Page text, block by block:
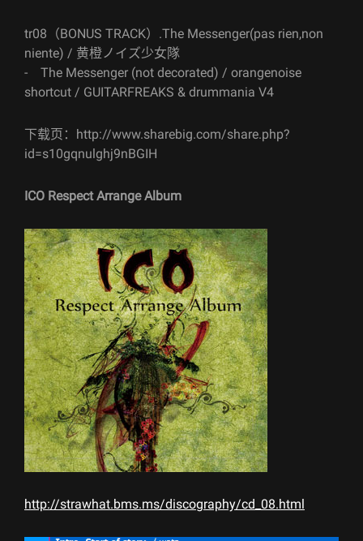
tr08（BONUS TRACK）.The Messenger(pas rien,non
niente) / 黄橙ノイズ少女隊
- The Messenger (not decorated) / orangenoise
shortcut / GUITARFREAKS & drummania V4
下载页：http://www.sharebig.com/share.php?
id=s10gqnulghj9nBGIH
ICO Respect Arrange Album
http://strawhat.bms.ms/discography/cd_08.html